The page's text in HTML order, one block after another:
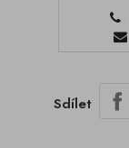
Sdílet